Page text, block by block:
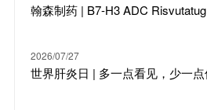
2026/07/27